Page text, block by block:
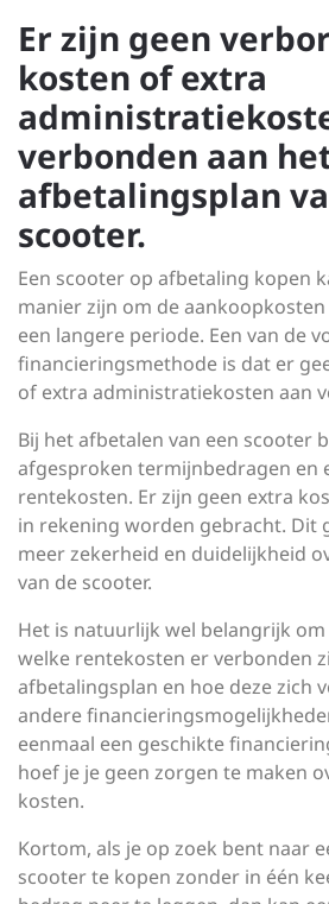
Er zijn geen
kosten of extra
verbonden aan
afbetalingsplan
scooter.
Een scooter op afbetaling kopen
manier zijn om de
een langere periode. Een van de
financieringsmethode is dat er
of extra administratiekosten aan
Bij het afbetalen van een scooter
afgesproken termijnbedragen en
rentekosten. Er zijn geen extra
in rekening worden gebracht. Dit
meer zekerheid en duidelijkheid
van de scooter.
Het is natuurlijk wel belangrijk
welke rentekosten er verbonden
afbetalingsplan en hoe deze zich
andere
eenmaal een geschikte
hoef je je geen zorgen te maken
kosten.
Kortom, als je op zoek bent naar
scooter te kopen zonder in één